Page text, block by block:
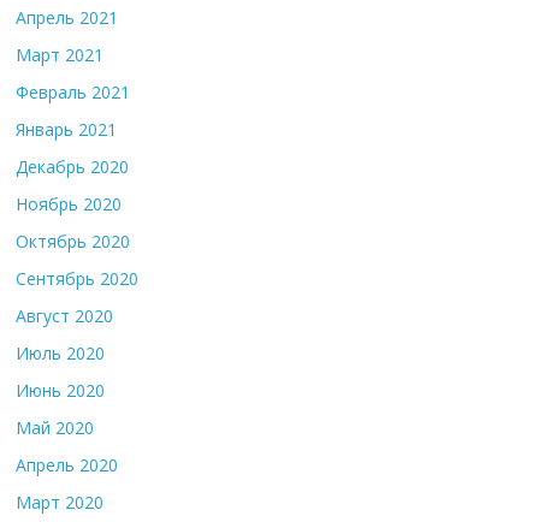
Апрель 2021
Март 2021
Февраль 2021
Январь 2021
Декабрь 2020
Ноябрь 2020
Октябрь 2020
Сентябрь 2020
Август 2020
Июль 2020
Июнь 2020
Май 2020
Апрель 2020
Март 2020